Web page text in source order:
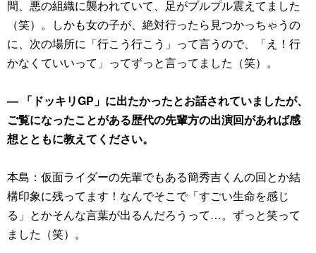
間、悪の組織に襲われていて、足がプルプル震えてました
（笑）。しかも女の子が、絶対行ったら見つかっちゃうの
に、次の場所に「行こう行こう」って言うので、「え！行
かなくていいって」ってずっと言ってました（笑）。
― 「ドッキリGP」に出たかったとお話されていましたが、
ご覧になったことがある歴代の先輩方の出演回があれば感
想とともに教えてください。
本島：仮面ライダーの先輩でもある簡秀吉くんの回とか結
構印象に残ってます！なんでそこで「すごい生命を感じ
る」とかそんな言葉が出るんだろうって…。ずっと笑って
ました（笑）。